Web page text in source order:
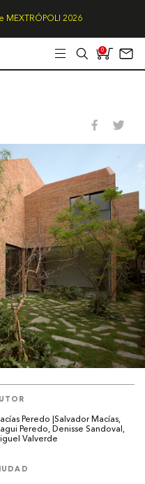
MEXTRÓPOLI 2026
0
Peredo |Salvador Macías,
Peredo, Denisse Sandoval,
Valverde